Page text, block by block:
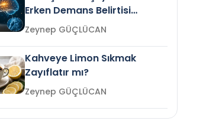
Erken Demans Belirtisi
Olabilir mi?Zeynep GÜÇLÜCAN
Kahveye Limon Sıkmak
Zayıflatır mı?
Zeynep GÜÇLÜCAN